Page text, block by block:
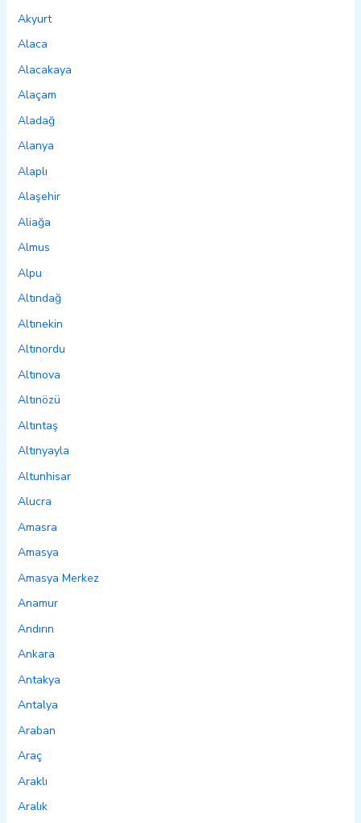
Akyurt
Alaca
Alacakaya
Alaçam
Aladağ
Alanya
Alaplı
Alaşehir
Aliağa
Almus
Alpu
Altındağ
Altınekin
Altınordu
Altınova
Altınözü
Altıntaş
Altınyayla
Altunhisar
Alucra
Amasra
Amasya
Amasya Merkez
Anamur
Andırın
Ankara
Antakya
Antalya
Araban
Araç
Araklı
Aralık